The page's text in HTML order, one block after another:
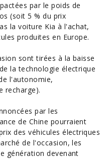
par le poids de
(soit 5 % du prix
lavoiture Kia à l'achat,
produites en Europe.
sont tirées à la baisse
la technologie électrique
l'autonomie,
recharge).
par les
de Chine pourraient
des véhicules électriques
de l'occasion, les
génération devenant